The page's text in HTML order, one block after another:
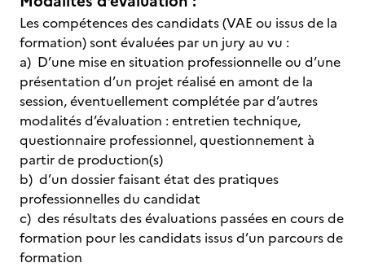
Les compétences des candidats (VAE ou issus de la
formation) sont évaluées par un jury au vu :
a) D’une mise en situation professionnelle ou d’une
présentation d’un projet réalisé en amont de la
session, éventuellement complétée par d’autres
modalités d’évaluation : entretien technique,
questionnaire professionnel, questionnement à
partir de production(s)
b) d’un dossier faisant état des pratiques
professionnelles du candidat
c) des résultats des évaluations passées en cours de
formation pour les candidats issus d’un parcours de
formation